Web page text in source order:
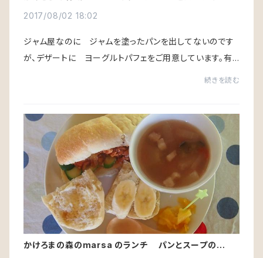
2017/08/02 18:02
ジャム屋なのに ジャムを塗ったパンを出してないのです
が、デザートに ヨーグルトパフェをご用意しています。有
続きを読む
かけろまの森のmarsa のランチ パンとスープのお